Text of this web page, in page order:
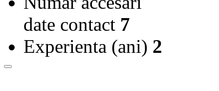
date contact 7
Experienta (ani) 2